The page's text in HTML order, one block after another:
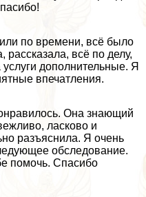
по времени, всё было
рассказала, всё по делу,
дополнительные. Я
впечатления.
Она знающий
ласково и
разъяснила. Я очень
обследование.
помочь. Спасибо